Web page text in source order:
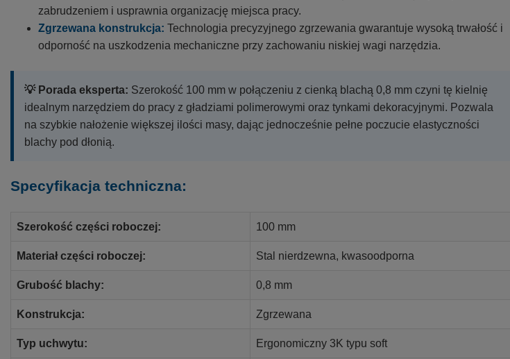
zabrudzeniem i usprawnia organizację miejsca pracy.
Zgrzewana konstrukcja: Technologia precyzyjnego zgrzewania gwarantuje wysoką trwałość i
odporność na uszkodzenia mechaniczne przy zachowaniu niskiej wagi narzędzia.
💡 Porada eksperta: Szerokość 100 mm w połączeniu z cienką blachą 0,8 mm czyni tę kielnię
idealnym narzędziem do pracy z gładziami polimerowymi oraz tynkami dekoracyjnymi. Pozwala
na szybkie nałożenie większej ilości masy, dając jednocześnie pełne poczucie elastyczności
blachy pod dłonią.
Specyfikacja techniczna:
Szerokość części roboczej: 100 mm
Materiał części roboczej: Stal nierdzewna, kwasoodporna
Grubość blachy: 0,8 mm
Konstrukcja: Zgrzewana
Typ uchwytu: Ergonomiczny 3K typu soft